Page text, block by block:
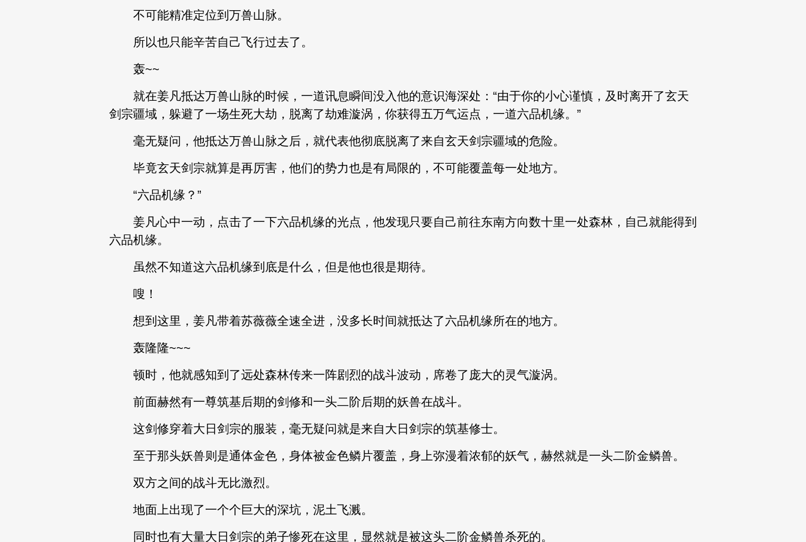
不可能精准定位到万兽山脉。
所以也只能辛苦自己飞行过去了。
轰~~
就在姜凡抵达万兽山脉的时候，一道讯息瞬间没入他的意识海深处：“由于你的小心谨慎，及时离开了玄天
剑宗疆域，躲避了一场生死大劫，脱离了劫难漩涡，你获得五万气运点，一道六品机缘。”
毫无疑问，他抵达万兽山脉之后，就代表他彻底脱离了来自玄天剑宗疆域的危险。
毕竟玄天剑宗就算是再厉害，他们的势力也是有局限的，不可能覆盖每一处地方。
“六品机缘？”
姜凡心中一动，点击了一下六品机缘的光点，他发现只要自己前往东南方向数十里一处森林，自己就能得到
六品机缘。
虽然不知道这六品机缘到底是什么，但是他也很是期待。
嗖！
想到这里，姜凡带着苏薇薇全速全进，没多长时间就抵达了六品机缘所在的地方。
轰隆隆~~~
顿时，他就感知到了远处森林传来一阵剧烈的战斗波动，席卷了庞大的灵气漩涡。
前面赫然有一尊筑基后期的剑修和一头二阶后期的妖兽在战斗。
这剑修穿着大日剑宗的服装，毫无疑问就是来自大日剑宗的筑基修士。
至于那头妖兽则是通体金色，身体被金色鳞片覆盖，身上弥漫着浓郁的妖气，赫然就是一头二阶金鳞兽。
双方之间的战斗无比激烈。
地面上出现了一个个巨大的深坑，泥土飞溅。
同时也有大量大日剑宗的弟子惨死在这里，显然就是被这头二阶金鳞兽杀死的。